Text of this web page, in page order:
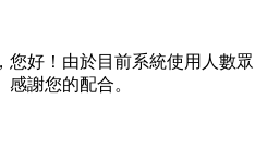
您好！由於目前系統使用人數
謝您的配合。